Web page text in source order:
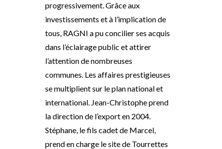
progressivement. Grâce aux
investissements et à l’implication de
tous, RAGNI a pu concilier ses acquis
dans l’éclairage public et attirer
l’attention de nombreuses
communes. Les affaires prestigieuses
se multiplient sur le plan national et
international. Jean-Christophe prend
la direction de l’export en 2004.
Stéphane, le fils cadet de Marcel,
prend en charge le site de Tourrettes